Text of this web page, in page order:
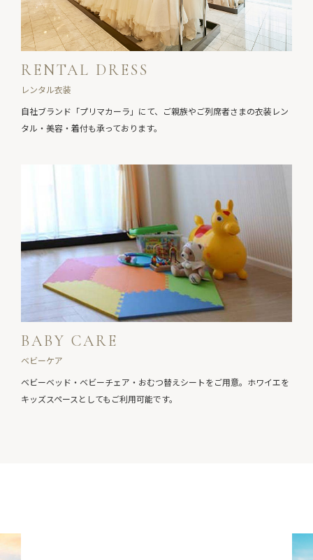
RENTAL DRESS
レンタル衣装
自社ブランド「プリマカーラ」にて、 ご親族やご列席者さまの衣装レン
タル・美容・着付も承っております。
BABY CARE
ベビーケア
ベビーベッド・ベビーチェア・おむつ替えシートをご用意。ホワイエを
キッズスペースとしてもご利用可能です。